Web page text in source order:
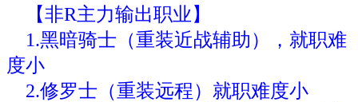
【非R主力输出职业】
1.黑暗骑士（重装近战辅助），就职难
度小
2.修罗士（重装远程）就职难度小